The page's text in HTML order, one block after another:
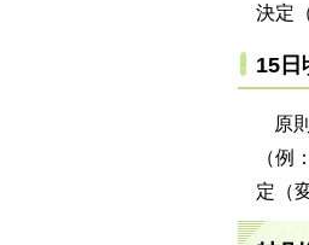
決定
15日
原
（例
定（